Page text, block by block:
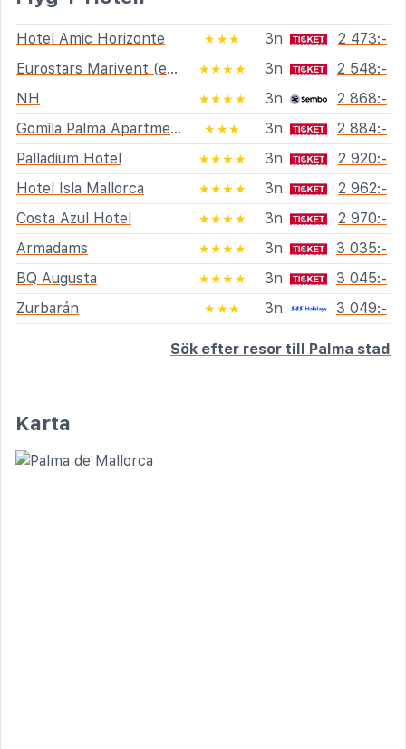
Hotel Amic Horizonte ★★★ 3n
2 473:-
Eurostars Marivent (ex Mirablau)
★★★★ 3n
2 548:-
NH
★★★★ 3n
2 868:-
Gomila Palma Apartments
★★★ 3n
2 884:-
Palladium Hotel
★★★★ 3n
2 920:-
Hotel Isla Mallorca
★★★★ 3n
2 962:-
Costa Azul Hotel
★★★★ 3n
2 970:-
Armadams
★★★★ 3n
3 035:-
BQ Augusta
★★★★ 3n
3 045:-
Zurbarán
★★★ 3n 3 049:-
Sök efter resor till Palma stad
Karta